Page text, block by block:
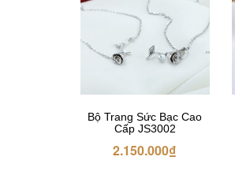
Bộ Trang Sức Bạc Cao
Cấp JS3002
2.150.000₫